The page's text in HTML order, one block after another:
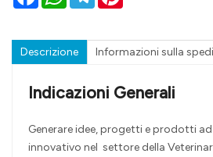
Descrizione Informazioni sulla
Indicazioni Generali
Generare idee, progetti e prodotti
innovativo nel settore della